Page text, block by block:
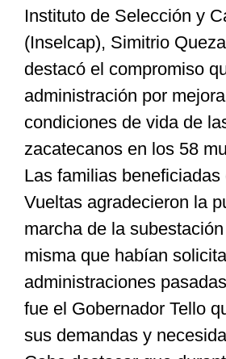
Instituto de Selección y
(Inselcap), Simitrio
destacó el compromiso
administración por
condiciones de vida de
zacatecanos en los 58
Las familias beneficiadas
Vueltas agradecieron la
marcha de la
misma que habían
administraciones
fue el Gobernador Tello
sus demandas y